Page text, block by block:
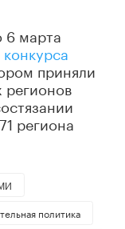
6 марта
приняли
регионов
региона
политика